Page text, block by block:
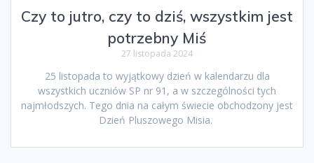
Czy to jutro, czy to dziś, wszystkim jest
potrzebny Miś
27 listopada 2024
25 listopada to wyjątkowy dzień w kalendarzu dla
wszystkich uczniów SP nr 91, a w szczególności tych
najmłodszych. Tego dnia na całym świecie obchodzony jest
Dzień Pluszowego Misia.